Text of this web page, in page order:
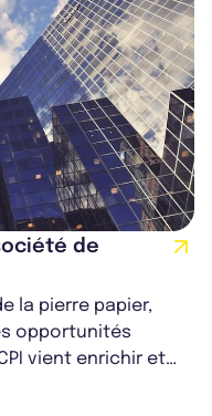
de
la pierre papier,
opportunités
vient enrichir et